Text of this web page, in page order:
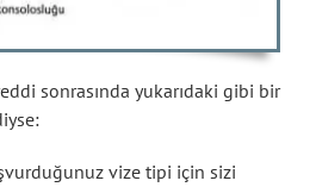
sonrasında yukarıdaki gibi bir
vize tipi için sizi